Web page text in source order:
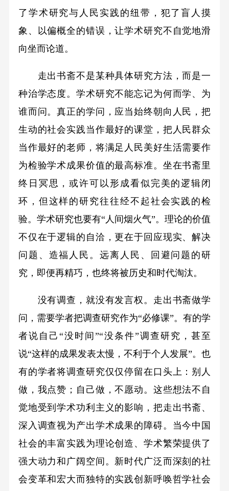
了学术研究与人民实践的纽带，犯了盲人摸
象、以偏概全的错误，让学术研究不自觉地滑
向坐而论道。
走出书斋不是某种具体研究方法，而是一
种治学态度。学术研究不能忘记为何而学、为
谁而问。真正的学问，应当始终朝向人民，把
生动的社会实践当作最好的课堂，把人民群众
当作最好的老师，将满足人民美好生活需要作
为检验学术成果价值的最高标准。坐在书斋里
终日冥思，或许可以形成看似完美的逻辑闭
环，但这样的研究往往经不起社会实践的检
验。学术研究也要有“人间烟火气”。理论的价值
不仅在于逻辑的自洽，更在于回应现实、解决
问题、造福人民。远离人民、回避问题的研
究，即便再精巧，也终将被历史和时代淘汰。
没有调查，就没有发言权。走出书斋做学
问，需要学者把调查研究作为“必修课”。有的学
者说自己“没时间”“没条件”调查研究，甚至
说“这样的成果发表太慢，不利于个人发展”。也
有的学者将调查研究仅仅停留在口头上：别人
做，我点赞；自己做，不愿动。这些想法不自
觉地受到学术功利主义的影响，把走出书斋、
深入调查视为产出学术成果的障碍。当今中国
社会的丰富实践为理论创造、学术繁荣提供了
强大动力和广阔空间。新时代广泛而深刻的社
会变革和宏大而独特的实践创新呼唤哲学社会